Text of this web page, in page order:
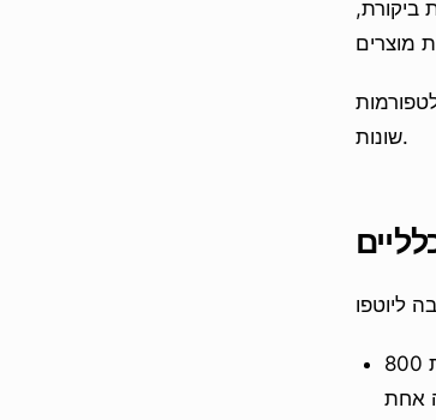
ביקורת,
שונות.
משקל ווידג'ט: יוטפו מספקת 800KB+ של JavaScript בכמה חזרות. פאסטקומנטים מספקים 38KB